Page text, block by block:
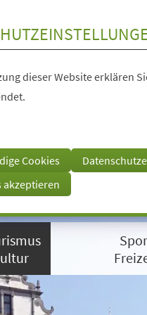
dieser Website erklären
Cookies
akzeptieren